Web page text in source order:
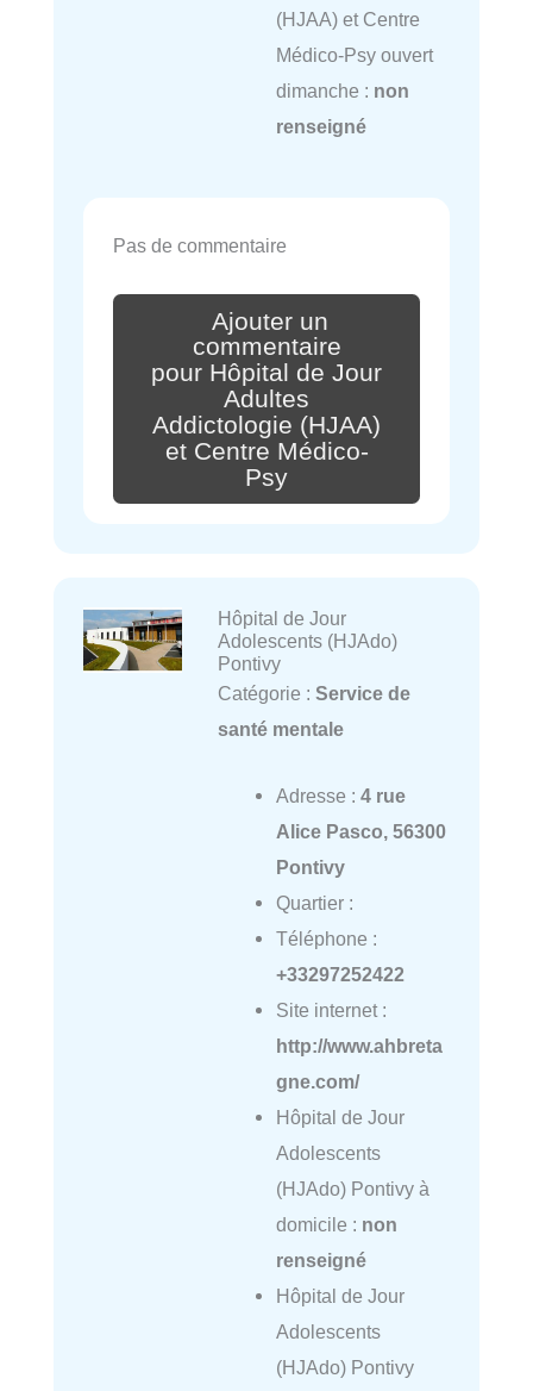
(HJAA) et Centre
Médico-Psy ouvert
dimanche : non
renseigné
Pas de commentaire
Ajouter un
commentaire
pour Hôpital de Jour
Adultes
Addictologie (HJAA)
et Centre Médico-
Psy
Hôpital de Jour
Adolescents (HJAdo)
Pontivy
Catégorie : Service de
santé mentale
Adresse : 4 rue
Alice Pasco, 56300
Pontivy
Quartier :
Téléphone :
+33297252422
Site internet :
http://www.ahbreta
gne.com/
Hôpital de Jour
Adolescents
(HJAdo) Pontivy à
domicile : non
renseigné
Hôpital de Jour
Adolescents
(HJAdo) Pontivy